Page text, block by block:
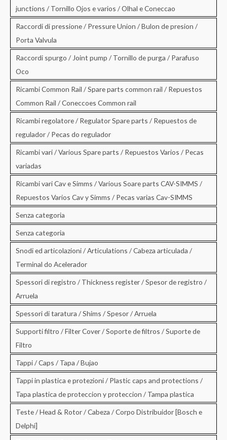
junctions / Tornillo Ojos e varios / Olhal e Coneccao
Raccordi di pressione / Pressure Union / Bulon de presion /
Porta Valvula
Raccordi spurgo / Joint pump / Tornillo de purga / Parafuso
Oco
Ricambi Common Rail / Spare parts common rail / Repuestos
Common Rail / Coneccoes Common rail
Ricambi regolatore / Regulator Spare parts / Repuestos de
regulador / Pecas do regulador
Ricambi vari / Various Spare parts / Repuestos Varios / Pecas
variadas
Ricambi vari Cav e Simms / Various Soare parts CAV-SIMMS /
Repuestos Varios Cav y Simms / Pecas varias Cav-SIMMS
Senza categoria
Senza categoria
Snodi ed articolazioni / Articulations / Cabeza articulada /
Terminal do Acelerador
Spessori di registro / Thickness register / Spesor de registro /
Arruela
Spessori di taratura / Shims / Spesor / Arruela
Supporti filtro / Filter Cover / Soporte de filtros / Suporte de
Filtro
Tappi / Caps / Tapa / Bujao
Tappi in plastica e protezioni / Plastic caps and protections /
Tapa plastica de proteccion y proteccion / Tampa plastica
Teste / Head & Rotor / Cabeza / Corpo Distribuidor [Bosch e
Delphi]